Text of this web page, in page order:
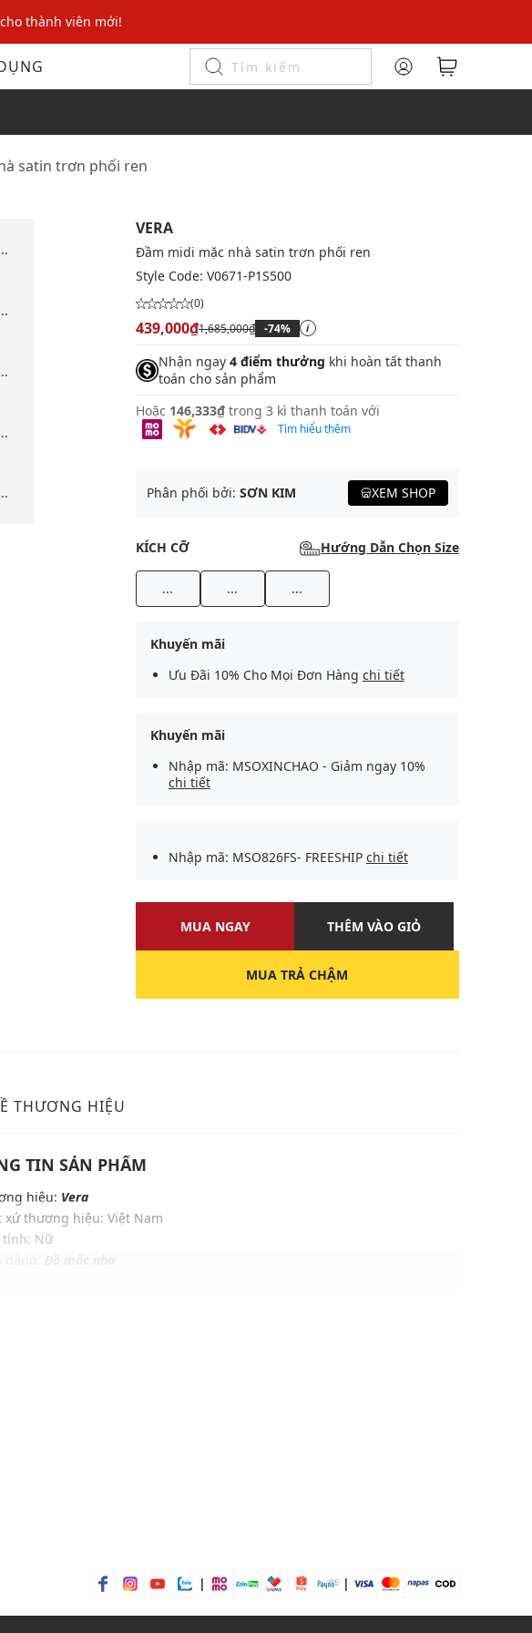
thành viên mới!
toán trực tuyến
thành viên mới!
satin trơn phối ren
VERA
Đầm midi mặc nhà satin trơn phối ren
Style Code: V0671-P1S500
(0)
439,000₫1,685,000₫ -74% i
Nhận ngay 4 điểm thưởng khi hoàn tất thanh
toán cho sản phẩm
Hoặc 146,333₫ trong 3 kì thanh toán với
Tìm hiểu thêm
Phân phối bởi: SƠN KIM XEM SHOP
KÍCH CỠ Hướng Dẫn Chọn Size
... ... ...
Khuyến mãi
Ưu Đãi 10% Cho Mọi Đơn Hàng chi tiết
Khuyến mãi
Nhập mã: MSOXINCHAO - Giảm ngay 10%
chi tiết
Nhập mã: MSO826FS- FREESHIP chi tiết
MUA NGAY THÊM VÀO GIỎ
MUA TRẢ CHẬM
THƯƠNG HIỆU
TIN SẢN PHẨM
hiệu: Vera
xứ thương hiệu: Việt Nam
tính: Nữ
| |